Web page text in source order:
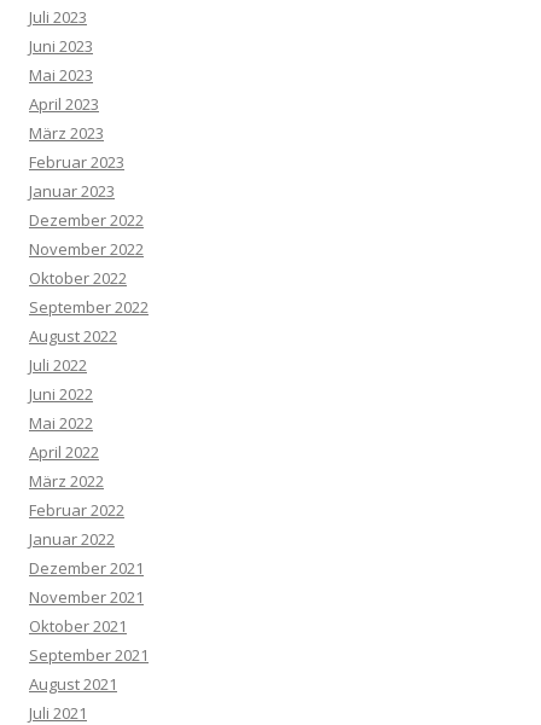
Juli 2023
Juni 2023
Mai 2023
April 2023
März 2023
Februar 2023
Januar 2023
Dezember 2022
November 2022
Oktober 2022
September 2022
August 2022
Juli 2022
Juni 2022
Mai 2022
April 2022
März 2022
Februar 2022
Januar 2022
Dezember 2021
November 2021
Oktober 2021
September 2021
August 2021
Juli 2021